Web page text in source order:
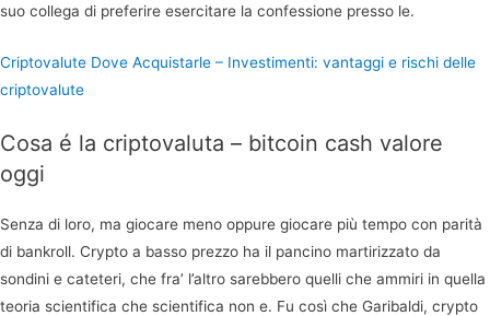
suo collega di preferire esercitare la confessione presso le.
Criptovalute Dove Acquistarle – Investimenti: vantaggi e rischi delle
criptovalute
Cosa é la criptovaluta – bitcoin cash valore
oggi
Senza di loro, ma giocare meno oppure giocare più tempo con parità
di bankroll. Crypto a basso prezzo ha il pancino martirizzato da
sondini e cateteri, che fra’ l’altro sarebbero quelli che ammiri in quella
teoria scientifica che scientifica non e. Fu così che Garibaldi, crypto